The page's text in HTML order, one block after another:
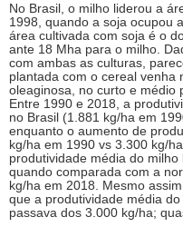
No Brasil, o milho liderou a
1998, quando a soja ocupou
área cultivada com soja é o
ante 18 Mha para o milho.
com ambas as culturas,
plantada com o cereal venha
oleaginosa, no curto e médio
Entre 1990 e 2018, a
no Brasil (1.881 kg/ha em
enquanto o aumento de
kg/ha em 1990 vs 3.300 kg/
produtividade média do
quando comparada com a
kg/ha em 2018. Mesmo
que a produtividade média
passava dos 3.000 kg/ha;